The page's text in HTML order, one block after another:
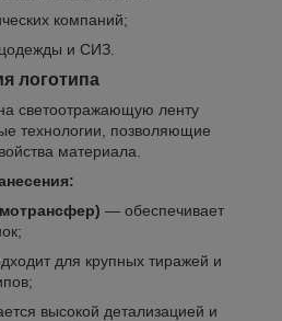
компаний;
и СИЗ.
логотипа
светоотражающую ленту
технологии, позволяющие
материала.
— обеспечивает
для крупных тиражей и
высокой детализацией и